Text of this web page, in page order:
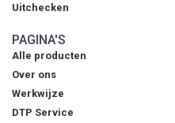
Uitchecken
PAGINA'S
Alle producten
Over ons
Werkwijze
DTP Service